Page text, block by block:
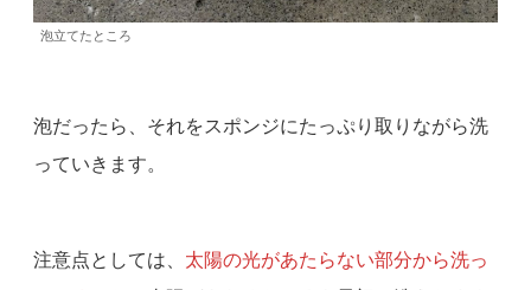
泡立てたところ
泡だったら、それをスポンジにたっぷり取りながら洗
っていきます。
注意点としては、 太陽の光があたらない部分から洗っ